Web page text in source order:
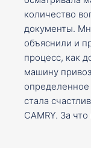
количество
документы.
объяснили и
процесс, как
машину
определенное
стала
CAMRY. За